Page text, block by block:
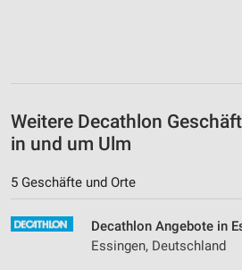
Weitere Decathlon
in und um Ulm
5 Geschäfte und Orte
Decathlon Angebote in
Essingen, Deutschland